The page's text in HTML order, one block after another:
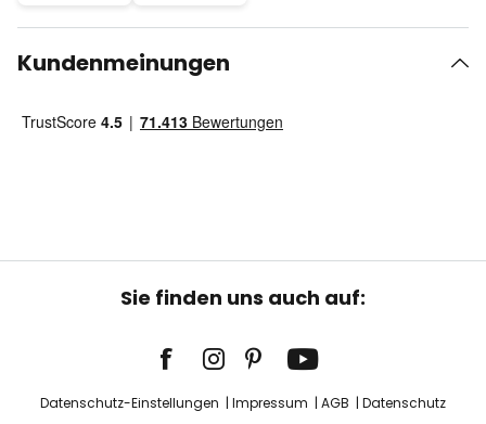
Kundenmeinungen
Sie finden uns auch auf:
Datenschutz-Einstellungen Impressum AGB
Datenschutz